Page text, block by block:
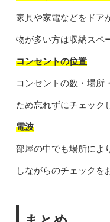
家具や家電などをドア
物が多い方は収納スペ
コンセントの位置
コンセントの数・場所
ため忘れずにチェック
電波
部屋の中でも場所によ
しながらのチェックを